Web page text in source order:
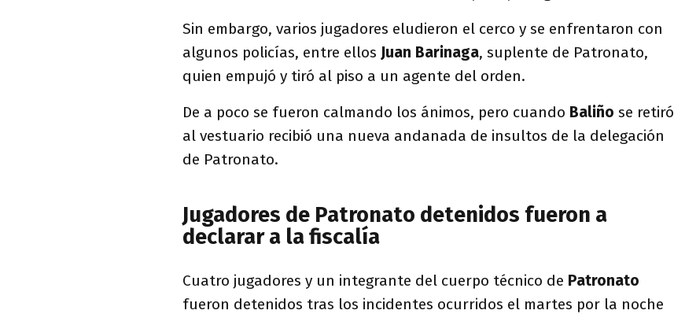
Sin embargo, varios jugadores eludieron el cerco y se enfrentaron con
algunos policías, entre ellos Juan Barinaga, suplente de Patronato,
quien empujó y tiró al piso a un agente del orden.
De a poco se fueron calmando los ánimos, pero cuando Baliño se retiró
al vestuario recibió una nueva andanada de insultos de la delegación
de Patronato.
Jugadores de Patronato detenidos fueron a
declarar a la fiscalía
Cuatro jugadores y un integrante del cuerpo técnico de Patronato
fueron detenidos tras los incidentes ocurridos el martes por la noche